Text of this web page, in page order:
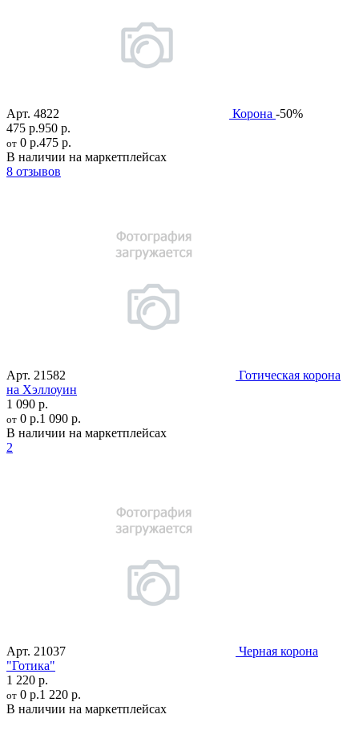
Арт. 4822 Корона -50%
475 р.950 р.
от 0 р.475 р.
В наличии на маркетплейсах
8 отзывов
Арт. 21582
Готическая корона
на Хэллоуин
1 090 р.
от 0 р.1 090 р.
В наличии на маркетплейсах
2
Арт. 21037
Черная корона
"Готика"
1 220 р.
от 0 р.1 220 р.
В наличии на маркетплейсах